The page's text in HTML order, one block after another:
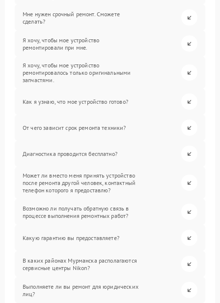
Мне нужен срочный ремонт. Сможете
сделать?
Я хочу, чтобы мое устройство
ремонтировали при мне.
Я хочу, чтобы мое устройство
ремонтировалось только оригинальными
запчастями.
Как я узнаю, что мое устройство готово?
От чего зависит срок ремонта техники?
Диагностика проводится бесплатно?
Может ли вместо меня принять устройство
после ремонта другой человек, контактный
телефон которого я предоставлю?
Возможно ли получать обратную связь в
процессе выполнения ремонтных работ?
Какую гарантию вы предоставляете?
В каких районах Мурманска располагаются
сервисные центры Nikon?
Выполняете ли вы ремонт для юридических
лиц?